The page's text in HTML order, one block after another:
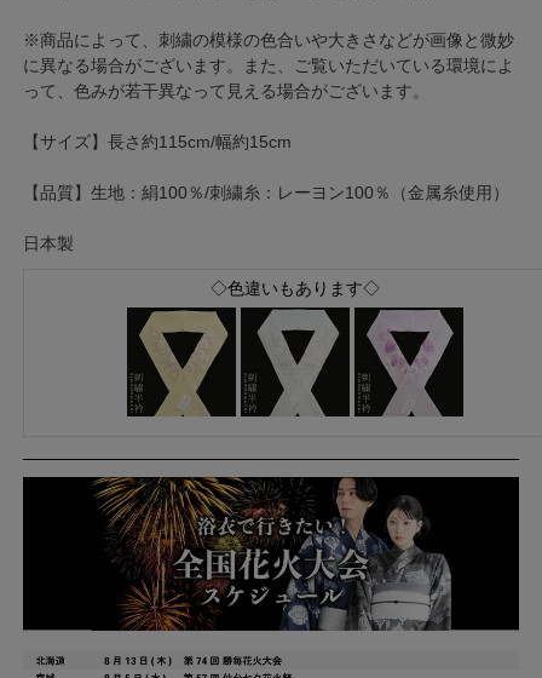
※商品によって、刺繍の模様の色合いや大きさなどが画像と微妙
に異なる場合がございます。また、ご覧いただいている環境によ
って、色みが若干異なって見える場合がございます。
【サイズ】長さ約115cm/幅約15cm
【品質】生地：絹100％/刺繍糸：レーヨン100％（金属糸使用）
日本製
◇色違いもあります◇